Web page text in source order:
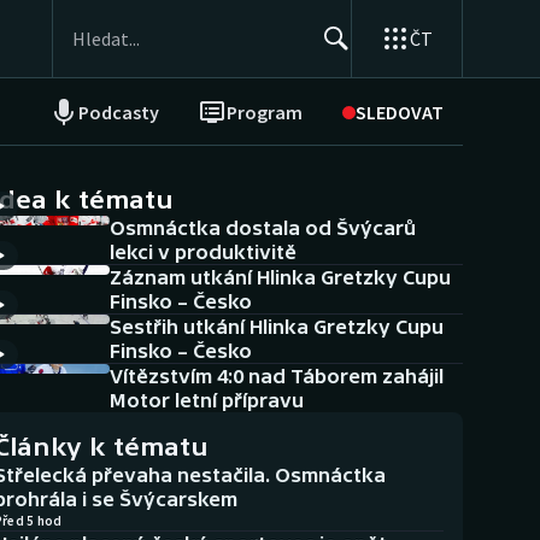
ČT
Podcasty Program SLEDOVAT
NEPŘEHLÉDNĚTE
Historické návraty
Aplikace ČT sport
AZ kvíz
k tématu
Osmnáctka dostala od Švýcarů
lekci v produktivitě
Záznam utkání Hlinka Gretzky Cupu
Finsko – Česko
Sestřih utkání Hlinka Gretzky Cupu
Finsko – Česko
Vítězstvím 4:0 nad Táborem zahájil
Motor letní přípravu
k tématu
převaha nestačila. Osmnáctka
i se Švýcarskem
5 hod